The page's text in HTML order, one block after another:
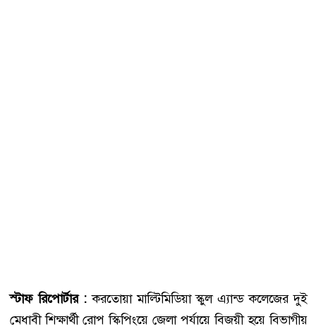
স্টাফ রিপোর্টার :করতোয়া মাল্টিমিডিয়া স্কুল এ্যান্ড কলেজের দুই
মেধাবী শিক্ষার্থী রোপ স্কিপিংয়ে জেলা পর্যায়ে বিজয়ী হয়ে বিভাগীয়